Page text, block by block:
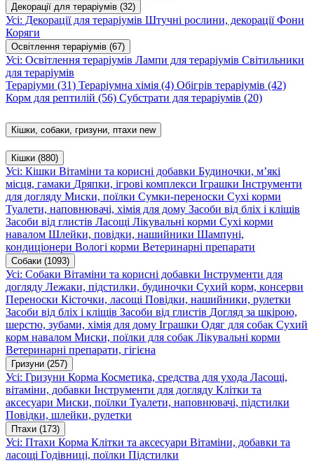
Декорації для тераріумів (32)
Усі: Декорації для тераріумів Штучні рослини, декораціїФони
Коряги
Освітлення тераріумів (67)
Усі: Освітлення тераріумів Лампи для тераріумів Світильники
для тераріумів
Тераріуми (31) Тераріумна хімія (4) Обігрів тераріумів (42)
Корм для рептилій (56) Субстрати для тераріумів (20)
Кішки, собаки, гризуни, птахи new
Кішки (880)
Усі: Кішки Вітаміни та корисні добавки Будиночки, м’які
місця, гамаки Дряпки, ігрові комплекси Іграшки Інструменти
для догляду Миски, поїлки Сумки-переноски Сухі корми
Туалети, наповнювачі, хімія для дому Засоби від бліх і кліщів
Засоби від глистів Ласощі Лікувальні корми Сухі корми
навалом Шлейки, повідки, нашийники Шампуні,
кондиціонери Вологі корми Ветеринарні препарати
Собаки (1093)
Усі: Собаки Вітаміни та корисні добавки Інструменти для
догляду Лежаки, підстилки, будиночки Сухий корм, консерви
Переноски Кісточки, ласощі Повідки, нашийники, рулетки
Засоби від бліх і кліщів Засоби від глистів Догляд за шкірою,
шерстю, зубами, хімія для дому Іграшки Одяг для собак Сухий
корм навалом Миски, поїлки для собак Лікувальні корми
Ветеринарні препарати, гігієна
Гризуни (257)
Усі: Гризуни Корма Косметика, средства для ухода Ласощі,
вітаміни, добавки Інструменти для догляду Клітки та
аксесуари Миски, поїлки Туалети, наповнювачі, підстилки
Повідки, шлейки, рулетки
Птахи (173)
Усі: Птахи Корма Клітки та аксесуари Вітаміни, добавки та
ласощі Годівниці, поїлки Підстилки